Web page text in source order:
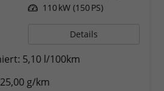
Leistung 110 kW (150 PS)
Details
5,10 l/100km
g/km